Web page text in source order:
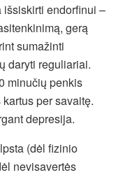
endorfinui –
gerą
sumažinti
daryti reguliariai.
minučių penkis
per savaitę.
depresija.
(dėl fizinio
nevisavertės